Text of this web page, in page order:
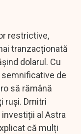
restrictive,
tranzacționată
dolarul. Cu
de
să rămână
ruși. Dmitri
al Astra
că mulți